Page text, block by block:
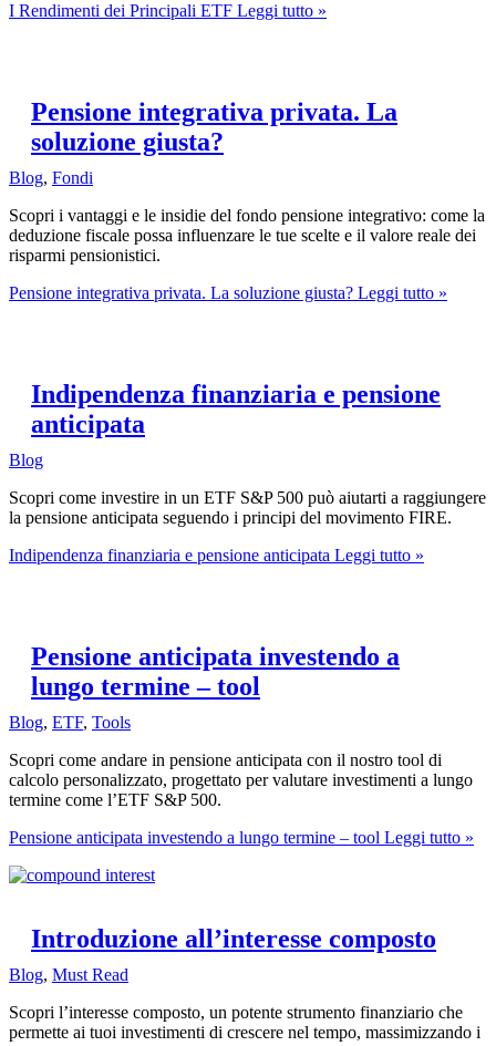
I Rendimenti dei Principali ETF Leggi tutto »
Pensione integrativa privata. La
soluzione giusta?
Blog, Fondi
Scopri i vantaggi e le insidie del fondo pensione integrativo: come la
deduzione fiscale possa influenzare le tue scelte e il valore reale dei
risparmi pensionistici.
Pensione integrativa privata. La soluzione giusta? Leggi tutto »
Indipendenza finanziaria e pensione
anticipata
Blog
Scopri come investire in un ETF S&P 500 può aiutarti a raggiungere
la pensione anticipata seguendo i principi del movimento FIRE.
Indipendenza finanziaria e pensione anticipata Leggi tutto »
Pensione anticipata investendo a
lungo termine – tool
Blog, ETF, Tools
Scopri come andare in pensione anticipata con il nostro tool di
calcolo personalizzato, progettato per valutare investimenti a lungo
termine come l’ETF S&P 500.
Pensione anticipata investendo a lungo termine – tool Leggi tutto »
Introduzione all’interesse composto
Blog, Must Read
Scopri l’interesse composto, un potente strumento finanziario che
permette ai tuoi investimenti di crescere nel tempo, massimizzando i